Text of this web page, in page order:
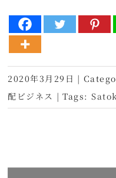
2020年3月29日 |
配ビジネス | Tags: